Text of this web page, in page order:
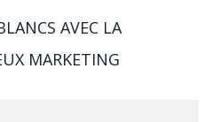
AVEC LA
MARKETING